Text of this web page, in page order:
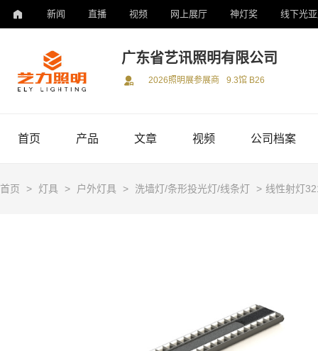
新闻 直播 视频 网上展厅 神灯奖 线下光
广东省艺讯照明有限公司
2026照明展参展商 9.3馆 B26
首页 产品 文章 视频 公司档案
首页 > 灯具 > 户外灯具 > 洗墙灯/条形投光灯/线条灯 > 线性射灯